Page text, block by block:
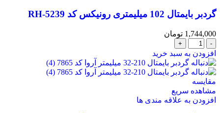
گردبر بایمتال 102 میلیمتری رونیکس کد RH-5239
1,744,000 تومان
افزودن به سبد خرید
مقایسه
مشاهده سریع
افزودن به علاقه مندی ها